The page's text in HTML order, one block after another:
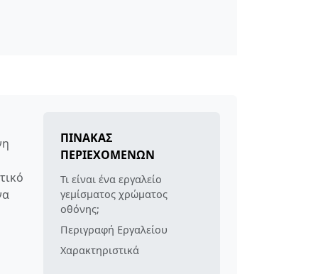
ΠΊΝΑΚΑΣ
ΠΕΡΙΕΧΟΜΈΝΩΝ
Τι είναι ένα εργαλείο
γεμίσματος χρώματος
οθόνης;
Περιγραφή Εργαλείου
Χαρακτηριστικά